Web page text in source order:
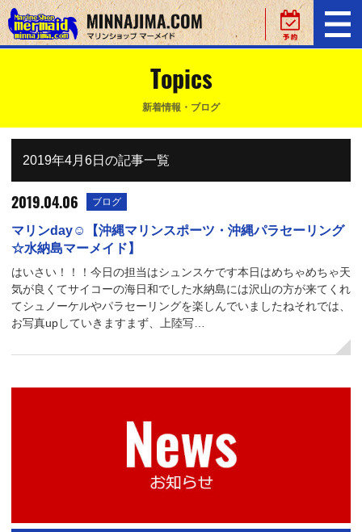
Topics
新着情報・ブログ
2019年4月6日の記事一覧
2019.04.06 ブログ
マリンday☺【沖縄マリンスポーツ・沖縄パラセーリング
☆水納島マーメイド】
はいさい！！！今日の担当はシュンスケです本日はめちゃめちゃ天
気が良くてサイコーの海日和でした水納島には沢山の方が来てくれ
てシュノーケルやパラセーリングを楽しんでいましたねそれでは、
お写真upしていきますまず、上陸写…